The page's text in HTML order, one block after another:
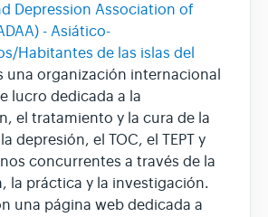
Depression Association of
- Asiático-
Habitantes de las islas del
una organización internacional
lucro dedicada a la
el tratamiento y la cura de la
depresión, el TOC, el TEPT y
concurrentes a través de la
la práctica y la investigación.
una página web dedicada a